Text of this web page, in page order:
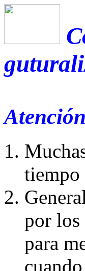
tiempo
por los
para